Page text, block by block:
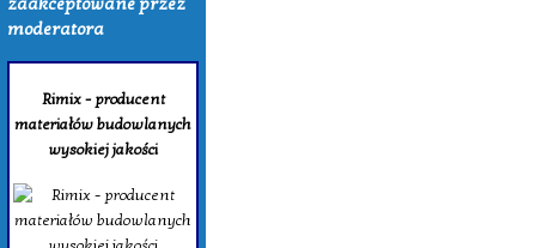
moderatora
Rimix - producent
materiałów budowlanych
wysokiej jakości